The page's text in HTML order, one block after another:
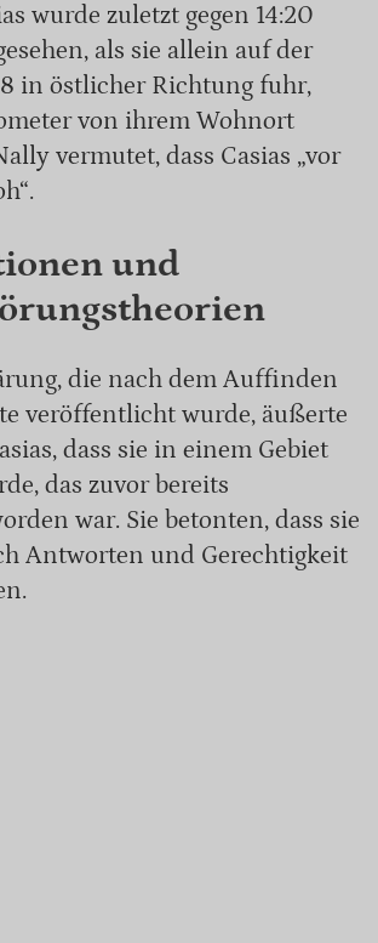
wurde zuletzt gegen 14:20
als sie allein auf der
in östlicher Richtung fuhr,
von ihrem Wohnort
vermutet, dass Casias „vor
und
die nach dem Auffinden
veröffentlicht wurde, äußerte
dass sie in einem Gebiet
das zuvor bereits
war. Sie betonten, dass sie
Antworten und Gerechtigkeit